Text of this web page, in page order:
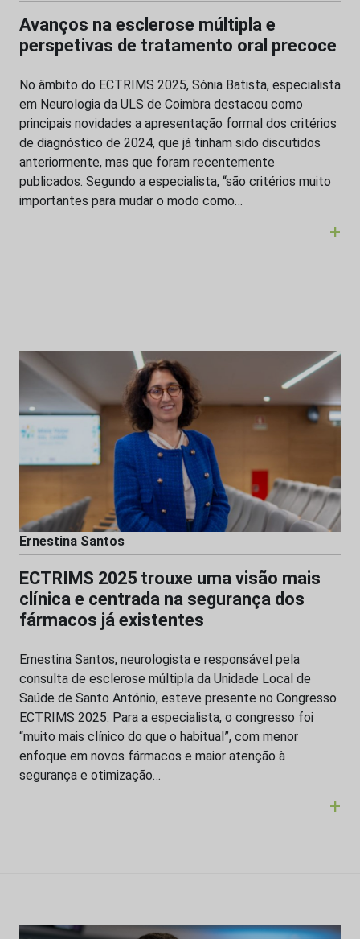
Avanços na esclerose múltipla e
perspetivas de tratamento oral precoce
No âmbito do ECTRIMS 2025, Sónia Batista, especialista
em Neurologia da ULS de Coimbra destacou como
principais novidades a apresentação formal dos critérios
de diagnóstico de 2024, que já tinham sido discutidos
anteriormente, mas que foram recentemente
publicados. Segundo a especialista, “são critérios muito
importantes para mudar o modo como…
+
Ernestina Santos
ECTRIMS 2025 trouxe uma visão mais
clínica e centrada na segurança dos
fármacos já existentes
Ernestina Santos, neurologista e responsável pela
consulta de esclerose múltipla da Unidade Local de
Saúde de Santo António, esteve presente no Congresso
ECTRIMS 2025. Para a especialista, o congresso foi
“muito mais clínico do que o habitual”, com menor
enfoque em novos fármacos e maior atenção à
segurança e otimização…
+